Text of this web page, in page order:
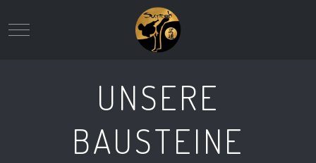
Mobile Menu Toggle
UNSERE
BAUSTEINE